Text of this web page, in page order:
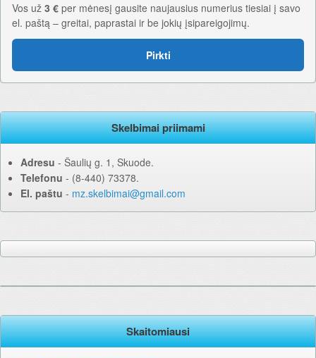
Vos už 3 € per mėnesį gausite naujausius numerius tiesiai į savo
el. paštą – greitai, paprastai ir be jokių įsipareigojimų.
Pirkti
Skelbimai priimami
Adresu ‐ Šaulių g. 1, Skuode.
Telefonu ‐ (8-440) 73378.
El. paštu ‐ mz.skelbimai@gmail.com
Skaitomiausi